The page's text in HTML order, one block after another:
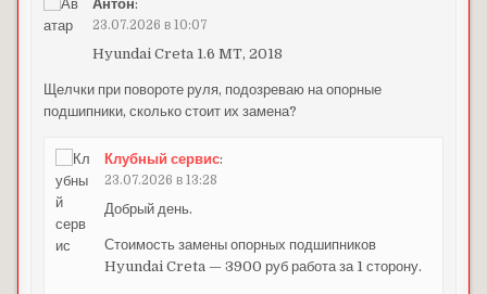
Антон:
23.07.2026 в 10:07
Hyundai Creta 1.6 MT, 2018
Щелчки при повороте руля, подозреваю на опорные
подшипники, сколько стоит их замена?
Клубный сервис:
23.07.2026 в 13:28
Добрый день.
Стоимость замены опорных подшипников
Hyundai Creta — 3900 руб работа за 1 сторону.